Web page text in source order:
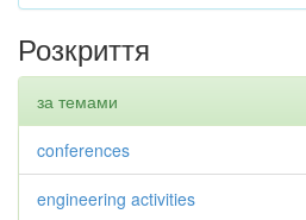
Розкриття
за темами
conferences
engineering activities